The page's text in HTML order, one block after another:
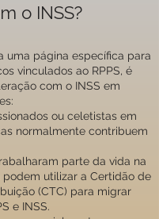
o INSS?
uma página específica para
vinculados ao RPPS, é
com o INSS em
ou celetistas em
normalmente contribuem
parte da vida na
podem utilizar a Certidão de
(CTC) para migrar
e INSS.